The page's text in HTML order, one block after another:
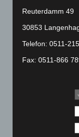
Januar 2022(190)
Dezember 2021
November 2021
Reuterdamm 49
30853
Telefon: 0511-
Fax: 0511-866
Textdateien,